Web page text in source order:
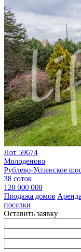
Лот 59674
Молоденово
Рублево-Успенское
38 соток
120 000 000
Продажа домов
поселки
Оставить заявку